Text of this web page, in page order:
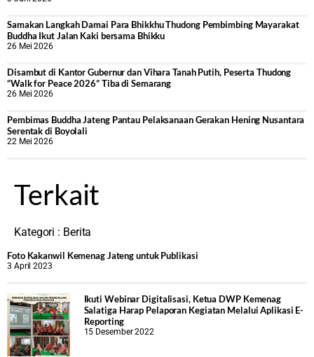
Samakan Langkah Damai Para Bhikkhu Thudong Pembimbing Mayarakat
Buddha Ikut Jalan Kaki bersama Bhikku
26 Mei 2026
Disambut di Kantor Gubernur dan Vihara Tanah Putih, Peserta Thudong
“Walk for Peace 2026” Tiba di Semarang
26 Mei 2026
‎Pembimas Buddha Jateng Pantau Pelaksanaan Gerakan Hening Nusantara
Serentak di Boyolali
22 Mei 2026
Terkait
Kategori : Berita
Foto Kakanwil Kemenag Jateng untuk Publikasi
3 April 2023
Ikuti Webinar Digitalisasi, Ketua DWP Kemenag
Salatiga Harap Pelaporan Kegiatan Melalui Aplikasi E-
Reporting
15 Desember 2022